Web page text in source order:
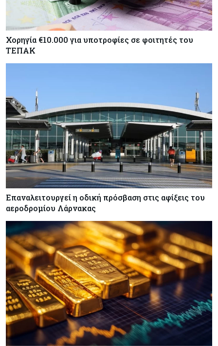
Χορηγία €10.000 για υποτροφίες σε φοιτητές του
ΤΕΠΑΚ
Επαναλειτουργεί η οδική πρόσβαση στις αφίξεις του
αεροδρομίου Λάρνακας